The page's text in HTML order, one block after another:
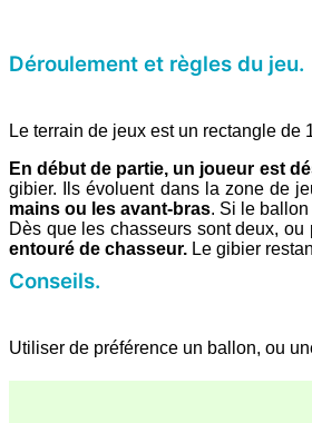
Déroulement et règles du jeu.
Le terrain de jeux est un rectangle
En début de partie, un joueur est
gibier. Ils évoluent dans la zone de
mains ou les avant-bras. Si le
Dès que les chasseurs sont deux,
entouré de chasseur. Le gibier
Conseils.
Utiliser de préférence un ballon, ou